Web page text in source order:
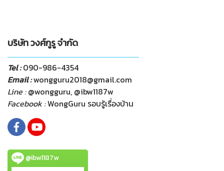
บริษัท วงศ์กูรู จำกัด
Tel :090-986-4354
Email :wongguru2018@gmail.com
Line :@wongguru, @ibw1187w
Facebook :WongGuru รอบรู้เรื่องบ้าน
@ibw1187w